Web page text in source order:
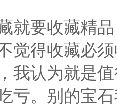
就要收藏精
觉得收藏必
我认为就是
亏。别的宝